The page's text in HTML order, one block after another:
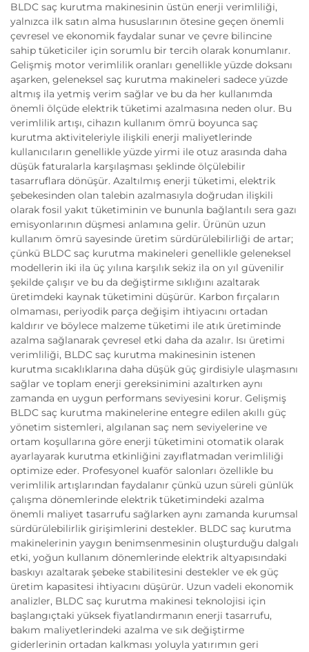
BLDC saç kurutma makinesinin üstün enerji verimliliği,
yalnızca ilk satın alma hususlarının ötesine geçen önemli
çevresel ve ekonomik faydalar sunar ve çevre bilincine
sahip tüketiciler için sorumlu bir tercih olarak konumlanır.
Gelişmiş motor verimlilik oranları genellikle yüzde doksanı
aşarken, geleneksel saç kurutma makineleri sadece yüzde
altmış ila yetmiş verim sağlar ve bu da her kullanımda
önemli ölçüde elektrik tüketimi azalmasına neden olur. Bu
verimlilik artışı, cihazın kullanım ömrü boyunca saç
kurutma aktiviteleriyle ilişkili enerji maliyetlerinde
kullanıcıların genellikle yüzde yirmi ile otuz arasında daha
düşük faturalarla karşılaşması şeklinde ölçülebilir
tasarruflara dönüşür. Azaltılmış enerji tüketimi, elektrik
şebekesinden olan talebin azalmasıyla doğrudan ilişkili
olarak fosil yakıt tüketiminin ve bununla bağlantılı sera gazı
emisyonlarının düşmesi anlamına gelir. Ürünün uzun
kullanım ömrü sayesinde üretim sürdürülebilirliği de artar;
çünkü BLDC saç kurutma makineleri genellikle geleneksel
modellerin iki ila üç yılına karşılık sekiz ila on yıl güvenilir
şekilde çalışır ve bu da değiştirme sıklığını azaltarak
üretimdeki kaynak tüketimini düşürür. Karbon fırçaların
olmaması, periyodik parça değişim ihtiyacını ortadan
kaldırır ve böylece malzeme tüketimi ile atık üretiminde
azalma sağlanarak çevresel etki daha da azalır. Isı üretimi
verimliliği, BLDC saç kurutma makinesinin istenen
kurutma sıcaklıklarına daha düşük güç girdisiyle ulaşmasını
sağlar ve toplam enerji gereksinimini azaltırken aynı
zamanda en uygun performans seviyesini korur. Gelişmiş
BLDC saç kurutma makinelerine entegre edilen akıllı güç
yönetim sistemleri, algılanan saç nem seviyelerine ve
ortam koşullarına göre enerji tüketimini otomatik olarak
ayarlayarak kurutma etkinliğini zayıflatmadan verimliliği
optimize eder. Profesyonel kuaför salonları özellikle bu
verimlilik artışlarından faydalanır çünkü uzun süreli günlük
çalışma dönemlerinde elektrik tüketimindeki azalma
önemli maliyet tasarrufu sağlarken aynı zamanda kurumsal
sürdürülebilirlik girişimlerini destekler. BLDC saç kurutma
makinelerinin yaygın benimsenmesinin oluşturduğu dalgalı
etki, yoğun kullanım dönemlerinde elektrik altyapısındaki
baskıyı azaltarak şebeke stabilitesini destekler ve ek güç
üretim kapasitesi ihtiyacını düşürür. Uzun vadeli ekonomik
analizler, BLDC saç kurutma makinesi teknolojisi için
başlangıçtaki yüksek fiyatlandırmanın enerji tasarrufu,
bakım maliyetlerindeki azalma ve sık değiştirme
giderlerinin ortadan kalkması yoluyla yatırımın geri